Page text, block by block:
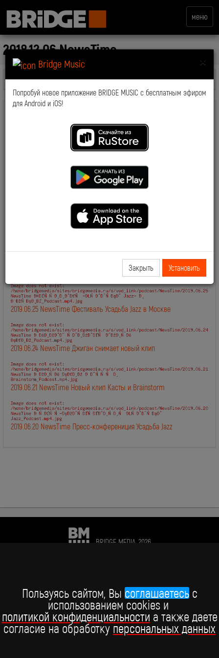
Пользуясь сайтом, Вы соглашаетесьc
использованием cookies и
политикой конфиденциальности а также даете
согласие на обработкуперсональных данных
меню
×
Bridge Music
Попробуй новое приложение BRIDGE MUSIC с бесплатным эфиром
для Android и iOS!
Закрыть Установить
2018.12.06 NewsTime
Все передачи
2019.06.28 NewsTime День Рождения Сосо Павлиашвили
2019.06.27 NewsTime Новый клип Филиппа Киркорова
2019.06.25 NewsTime Фестиваль Усадьба Jazz в Москве
2019.06.24 NewsTime Джиган снимает новый клип
2019.06.21 NewsTime Новый клип Касты и Brainstorm
2019.06.20 NewsTime Пресс-конферениция Усадьба Jazz
BRIDGE MEDIA, 2026
Telegram BRIDGE MEDIA
Telegram BABY TIME
ВКонтакте